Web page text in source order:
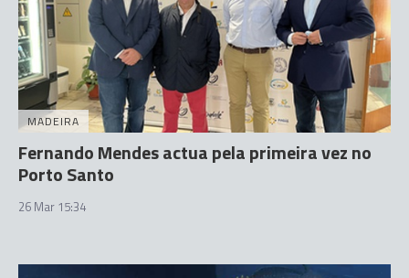
MADEIRA
Fernando Mendes actua pela primeira vez no
Porto Santo
26 Mar 15:34